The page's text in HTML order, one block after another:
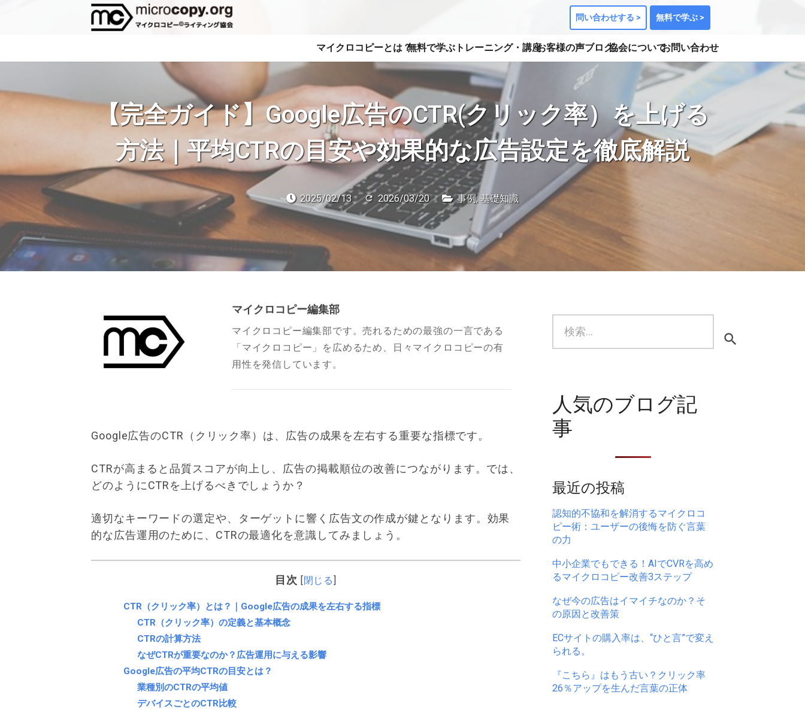
問い合わせする > 無料で学ぶ >
マイクロコピーとは？無料で学ぶ トレーニング・講座お客様の声ブログ協会についてお問い合わせ
【完全ガイド】Google広告のCTR(クリック率）を上げる
方法｜平均CTRの目安や効果的な広告設定を徹底解説
2025/02/13 refresh 2026/03/20 事例,基礎知識
マイクロコピー編集部
マイクロコピー編集部です。売れるための最強の一言である
「マイクロコピー」を広めるため、日々マイクロコピーの有
用性を発信しています。
Google広告のCTR（クリック率）は、広告の成果を左右する重要な指標です。
CTRが高まると品質スコアが向上し、広告の掲載順位の改善につながります。では、
どのようにCTRを上げるべきでしょうか？
適切なキーワードの選定や、ターゲットに響く広告文の作成が鍵となります。効果
的な広告運用のために、CTRの最適化を意識してみましょう。
目次 閉じる
CTR（クリック率）とは？｜Google広告の成果を左右する指標
CTR（クリック率）の定義と基本概念
CTRの計算方法
なぜCTRが重要なのか？広告運用に与える影響
Google広告の平均CTRの目安とは？
業種別のCTRの平均値
デバイスごとのCTR比較
索:
人気のブログ記
事
最近の投稿
認知的不協和を解消するマイクロコ
ピー術：ユーザーの後悔を防ぐ言葉
の力
中小企業でもできる！AIでCVRを高め
るマイクロコピー改善3ステップ
なぜ今の広告はイマイチなのか？そ
の原因と改善策
ECサイトの購入率は、“ひと言”で変え
られる。
『こちら』はもう古い？クリック率
26％アップを生んだ言葉の正体